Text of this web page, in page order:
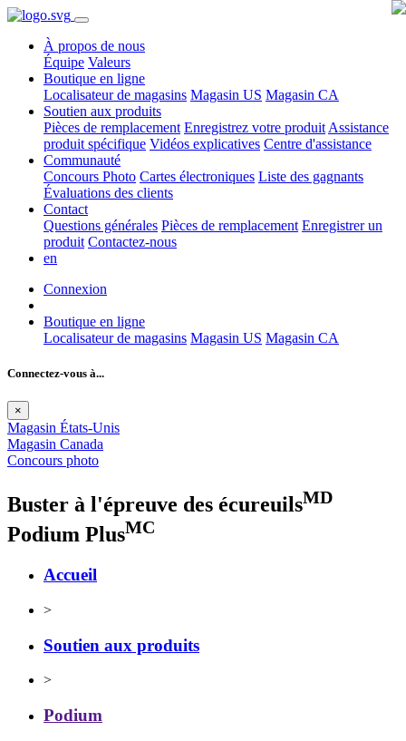
À propos de nous
Équipe Valeurs
Boutique en ligne
Localisateur de magasins Magasin US Magasin CA
Soutien aux produits
Pièces de remplacement Enregistrez votre produit Assistance
produit spécifique Vidéos explicatives Centre d'assistance
Communauté
Concours Photo Cartes électroniques Liste des gagnants
Évaluations des clients
Contact
Questions générales Pièces de remplacement Enregistrer un
produit Contactez-nous
en
Connexion
Boutique en ligne
Localisateur de magasins Magasin US Magasin CA
Connectez-vous à...
×
Magasin États-Unis
Magasin Canada
Concours photo
Buster à l'épreuve des écureuilsMD
Podium PlusMC
Accueil
>
Soutien aux produits
>
Podium